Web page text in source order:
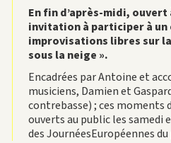
En fin d’après-midi,
invitation à participer à un
improvisations libres sur
sous la neige ».
Encadrées par Antoine et
musiciens, Damien et
contrebasse) ; ces moments
ouverts au public les samedi
des JournéesEuropéennes